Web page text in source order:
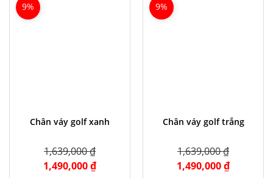
9%
Chân váy golf xanh
1,639,000 ₫
1,490,000 ₫
9%
Chân váy golf trắng
1,639,000 ₫
1,490,000 ₫